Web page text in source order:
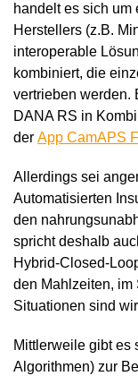
handelt es sich um
Herstellers (z.B.
interoperable
kombiniert, die
vertrieben werden.
DANA RS in
der App CamAPS
Allerdings sei
Automatisierten
den
spricht deshalb
Hybrid-Closed-
den Mahlzeiten, im
Situationen sind
Mittlerweile gibt es
Algorithmen) zur